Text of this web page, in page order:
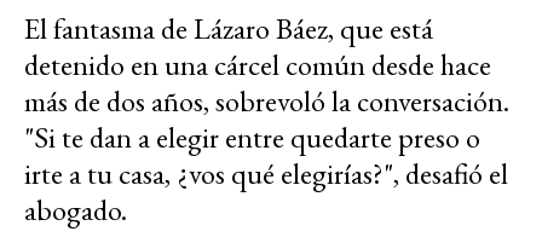
El fantasma de Lázaro Báez, que está
detenido en una cárcel común desde hace
más de dos años, sobrevoló la conversación.
"Si te dan a elegir entre quedarte preso o
irte a tu casa, ¿vos qué elegirías?", desafió el
abogado.